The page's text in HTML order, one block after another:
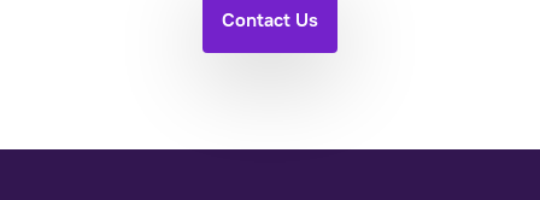
Contact Us